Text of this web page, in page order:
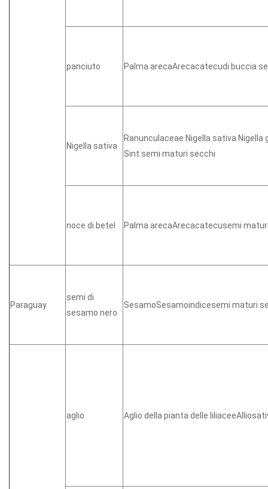
panciuto Palma arecaArecacatecudi buccia
Nigella sativa
Ranunculaceae Nigella sativa Nigella
Sint.semi maturi secchi
noce di betel Palma arecaArecacatecusemi
Paraguay
semi di
sesamo nero
SesamoSesamoindicesemi maturi
aglio Aglio della pianta delle